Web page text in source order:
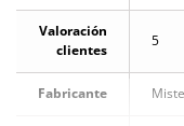
Valoración
clientes
5
Fabricante